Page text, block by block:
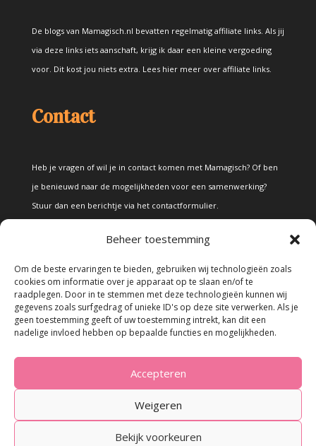
Beheer toestemming
Om de beste ervaringen te bieden, gebruiken wij technologieën zoals
cookies om informatie over je apparaat op te slaan en/of te
raadplegen. Door in te stemmen met deze technologieën kunnen wij
gegevens zoals surfgedrag of unieke ID's op deze site verwerken. Als je
geen toestemming geeft of uw toestemming intrekt, kan dit een
nadelige invloed hebben op bepaalde functies en mogelijkheden.
Accepteren
Weigeren
Bekijk voorkeuren
De blogs van Mamagisch.nl bevatten regelmatig affiliate links. Als jij
via deze links iets aanschaft, krijg ik daar een kleine vergoeding
voor. Dit kost jou niets extra. Lees hier meer over affiliate links.
Contact
Heb je vragen of wil je in contact komen met Mamagisch? Of ben
je benieuwd naar de mogelijkheden voor een samenwerking?
Stuur dan een berichtje via het contactformulier.
Alle teksten en foto's op deze site zijn eigendom van Mamagisch.
Teksten en foto's van Mamagisch mogen onder geen beding
uitdrukkelijk worden vermeld.